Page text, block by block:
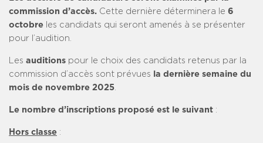
commission d’accès. Cette dernière déterminera le 6
octobre les candidats qui seront amenés à se présenter
pour l’audition.
Les auditions pour le choix des candidats retenus par la
commission d’accès sont prévues la dernière semaine du
mois de novembre 2025
Le nombre d’inscriptions proposé est le suivant :
Hors classe :